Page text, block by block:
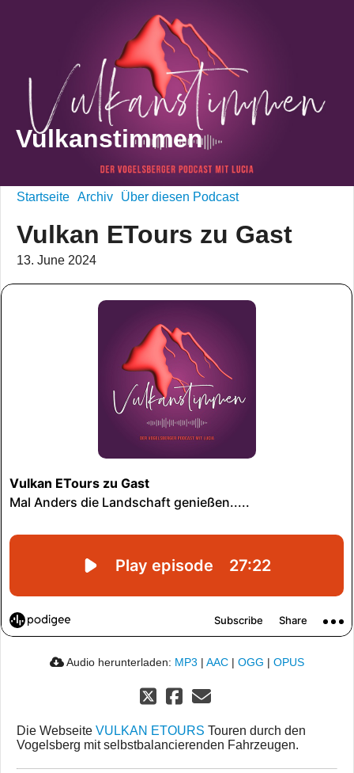
Vulkanstimmen
Startseite Archiv Über diesen Podcast
Vulkan ETours zu Gast
13. June 2024
Audio herunterladen: MP3 | AAC | OGG | OPUS
Die Webseite VULKAN ETOURS Touren durch den
Vogelsberg mit selbstbalancierenden Fahrzeugen.